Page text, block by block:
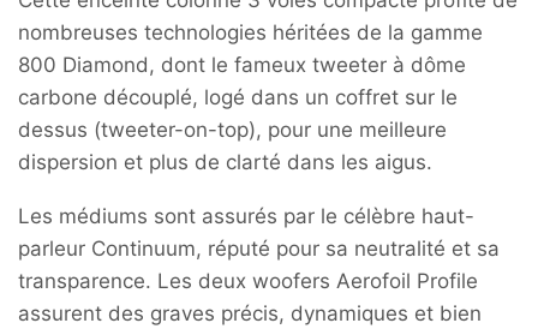
nombreuses technologies héritées de la gamme
800 Diamond, dont le fameux tweeter à dôme
carbone découplé, logé dans un coffret sur le
dessus (tweeter-on-top), pour une meilleure
dispersion et plus de clarté dans les aigus.
Les médiums sont assurés par le célèbre haut-
parleur Continuum, réputé pour sa neutralité et sa
transparence. Les deux woofers Aerofoil Profile
assurent des graves précis, dynamiques et bien